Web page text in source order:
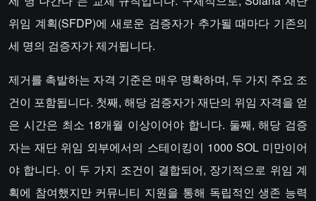
위임 계획(SFDP)에 새로운 검증자가 추가될 때마다 기존의
세 명의 검증자가 제거됩니다.
제거를 촉발하는 자격 기준은 매우 명확하며, 두 가지 주요 조
건이 포함됩니다. 첫째, 해당 검증자가 재단의 위임 자격을 얻
은 시간은 최소 18개월 이상이어야 합니다. 둘째, 해당 검증
자는 재단 위임 외부에서의 스테이킹이 1000 SOL 미만이어
야 합니다. 이 두 가지 조건이 결합되어, 장기적으로 위임 계
획에 참여했지만 커뮤니티 지원을 통해 독립적인 생존 능력